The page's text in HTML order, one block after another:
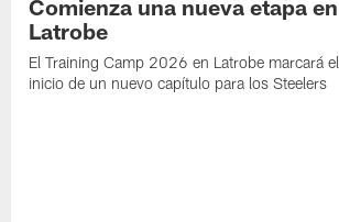
Comienza una nueva etapa en
Latrobe
El Training Camp 2026 en Latrobe marcará el
inicio de un nuevo capítulo para los Steelers